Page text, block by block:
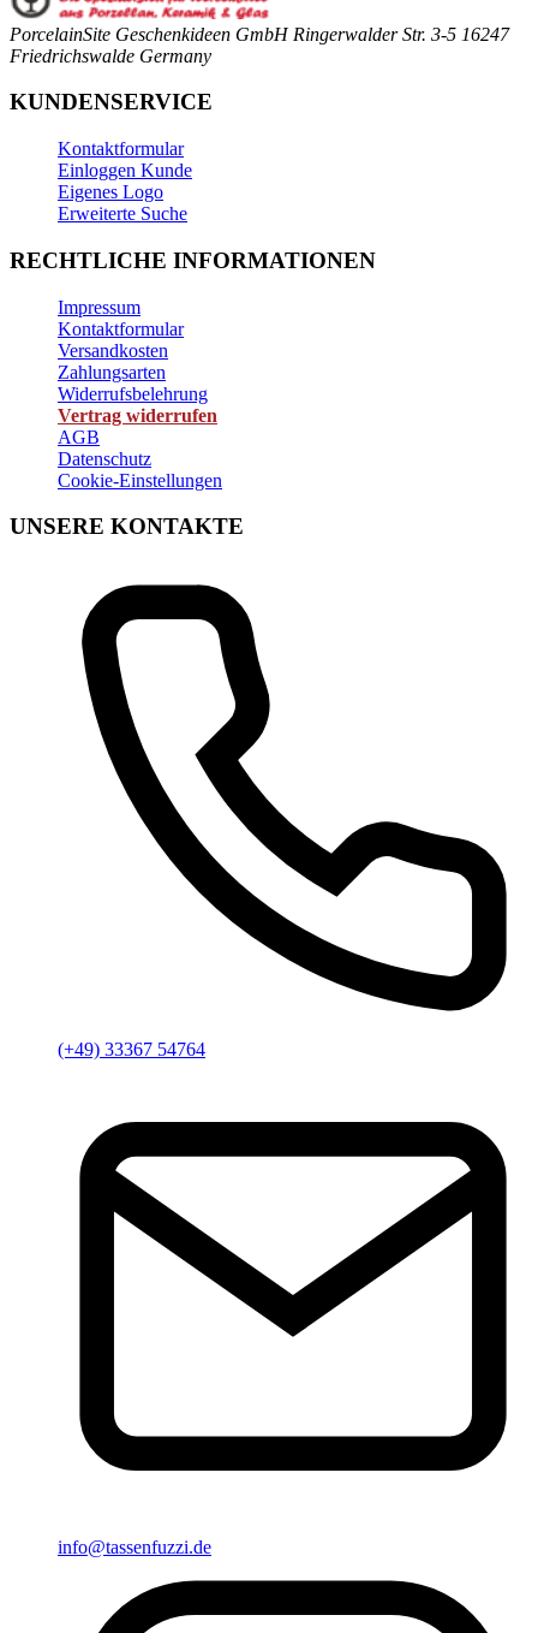
PorcelainSite Geschenkideen GmbH Ringerwalder Str. 3-5 16247
Friedrichswalde Germany
KUNDENSERVICE
Kontaktformular
Einloggen Kunde
Eigenes Logo
Erweiterte Suche
RECHTLICHE INFORMATIONEN
Impressum
Kontaktformular
Versandkosten
Zahlungsarten
Widerrufsbelehrung
Vertrag widerrufen
AGB
Datenschutz
Cookie-Einstellungen
UNSERE KONTAKTE
(+49) 33367 54764
info@tassenfuzzi.de